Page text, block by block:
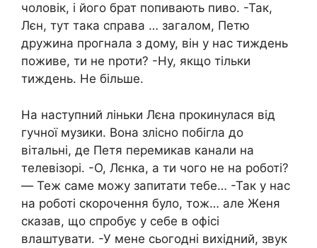
чоловік, і його брат попивають пиво. -Так,
Лєн, тут така справа … загалом, Петю
дружина прогнала з дому, він у нас тиждень
поживе, ти не nроти? -Ну, якщо тільки
тиждень. Не більше.
На наступний ліньки Лєна прокинулася від
гучної музики. Вона злісно побігла до
вітальні, де Петя перемикав канали на
телевізорі. -О, Лєнка, а ти чого не на роботі?
— Теж саме можу запитати тебе… -Так у нас
на роботі скорочення було, тож… але Женя
сказав, що спробує у себе в офісі
влаштувати. -У мене сьогодні вихідний, звук